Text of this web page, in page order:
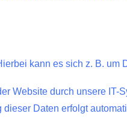
kann es sich z. B.
Website durch unsere IT-
Daten erfolgt